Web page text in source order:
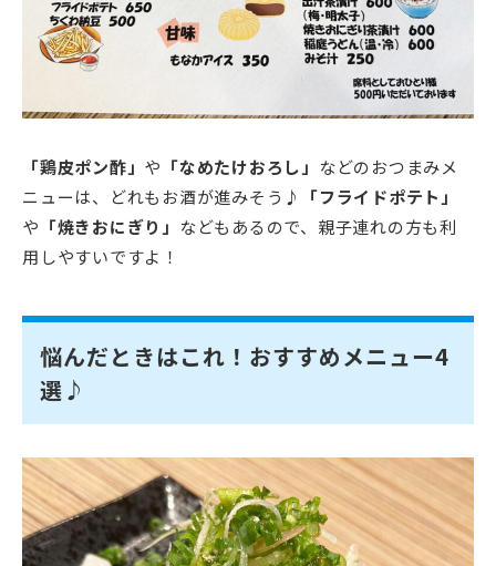
「鶏皮ポン酢」 や 「なめたけおろし」 などのおつまみメ
ニューは、どれもお酒が進みそう♪
「フライドポテト」
や 「焼きおにぎり」 などもあるので、親子連れの方も利
用しやすいですよ！
悩んだときはこれ！おすすめメニュー4
選♪